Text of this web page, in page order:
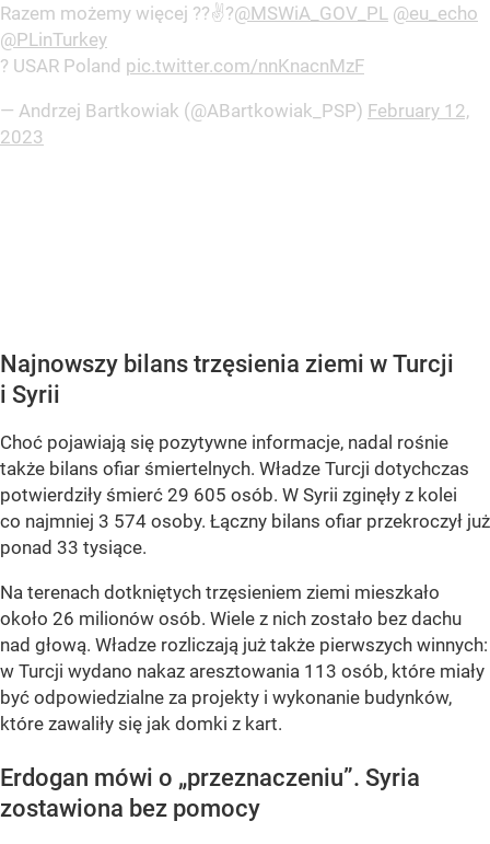
Razem możemy więcej ??✌?@MSWiA_GOV_PL @eu_echo
@PLinTurkey
? USAR Poland pic.twitter.com/nnKnacnMzF
— Andrzej Bartkowiak (@ABartkowiak_PSP) February 12,
2023
Najnowszy bilans trzęsienia ziemi w Turcji
i Syrii
Choć pojawiają się pozytywne informacje, nadal rośnie
także bilans ofiar śmiertelnych. Władze Turcji dotychczas
potwierdziły śmierć 29 605 osób. W Syrii zginęły z kolei
co najmniej 3 574 osoby. Łączny bilans ofiar przekroczył już
ponad 33 tysiące.
Na terenach dotkniętych trzęsieniem ziemi mieszkało
około 26 milionów osób. Wiele z nich zostało bez dachu
nad głową. Władze rozliczają już także pierwszych winnych:
w Turcji wydano nakaz aresztowania 113 osób, które miały
być odpowiedzialne za projekty i wykonanie budynków,
które zawaliły się jak domki z kart.
Erdogan mówi o „przeznaczeniu”. Syria
zostawiona bez pomocy